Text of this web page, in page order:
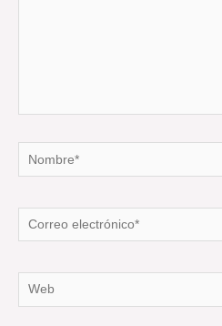
Nombre*
Correo
electrónico*
Web